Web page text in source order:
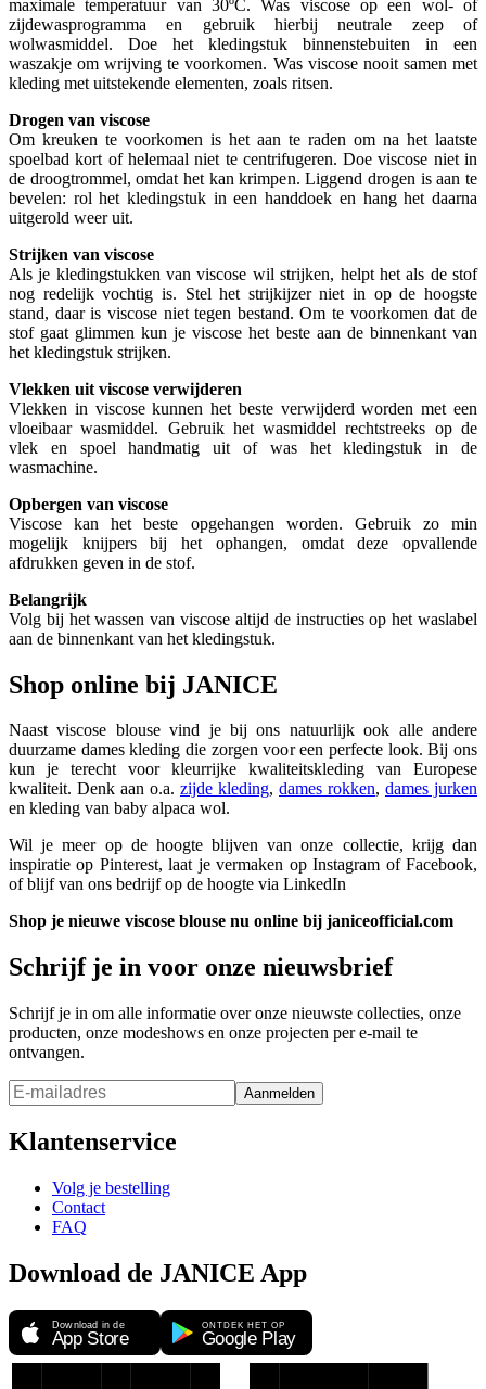
maximale temperatuur van 30ºC. Was viscose op een wol- of
zijdewasprogramma en gebruik hierbij neutrale zeep of
wolwasmiddel. Doe het kledingstuk binnenstebuiten in een
waszakje om wrijving te voorkomen. Was viscose nooit samen met
kleding met uitstekende elementen, zoals ritsen.
Drogen van viscose
Om kreuken te voorkomen is het aan te raden om na het laatste
spoelbad kort of helemaal niet te centrifugeren. Doe viscose niet in
de droogtrommel, omdat het kan krimpen. Liggend drogen is aan te
bevelen: rol het kledingstuk in een handdoek en hang het daarna
uitgerold weer uit.
Strijken van viscose
Als je kledingstukken van viscose wil strijken, helpt het als de stof
nog redelijk vochtig is. Stel het strijkijzer niet in op de hoogste
stand, daar is viscose niet tegen bestand. Om te voorkomen dat de
stof gaat glimmen kun je viscose het beste aan de binnenkant van
het kledingstuk strijken.
Vlekken uit viscose verwijderen
Vlekken in viscose kunnen het beste verwijderd worden met een
vloeibaar wasmiddel. Gebruik het wasmiddel rechtstreeks op de
vlek en spoel handmatig uit of was het kledingstuk in de
wasmachine.
Opbergen van viscose
Viscose kan het beste opgehangen worden. Gebruik zo min
mogelijk knijpers bij het ophangen, omdat deze opvallende
afdrukken geven in de stof.
Belangrijk
Volg bij het wassen van viscose altijd de instructies op het waslabel
aan de binnenkant van het kledingstuk.
Shop online bij JANICE
Naast viscose blouse vind je bij ons natuurlijk ook alle andere
duurzame dames kleding die zorgen voor een perfecte look. Bij ons
kun je terecht voor kleurrijke kwaliteitskleding van Europese
kwaliteit. Denk aan o.a. zijde kleding, dames rokken, dames jurken
en kleding van baby alpaca wol.
Wil je meer op de hoogte blijven van onze collectie, krijg dan
inspiratie op Pinterest, laat je vermaken op Instagram of Facebook,
of blijf van ons bedrijf op de hoogte via LinkedIn
Shop je nieuwe viscose blouse nu online bij janiceofficial.com
Schrijf je in voor onze nieuwsbrief
Schrijf je in om alle informatie over onze nieuwste collecties, onze
producten, onze modeshows en onze projecten per e-mail te
ontvangen.
Aanmelden
Klantenservice
Volg je bestelling
Contact
FAQ
Download de JANICE App